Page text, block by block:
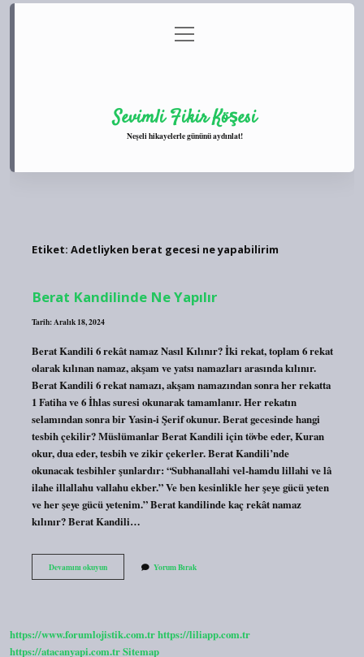
Gizlilik Politikası
menüyü
aç
Sevimli Fikir Köşesi
Neşeli hikayelerle gününü aydınlat!
Etiket: Adetliyken berat gecesi ne yapabilirim
Berat Kandilinde Ne Yapılır
Tarih: Aralık 18, 2024
Berat Kandili 6 rekât namaz Nasıl Kılınır? İki rekat, toplam 6 rekat
olarak kılınan namaz, akşam ve yatsı namazları arasında kılınır.
Berat Kandili 6 rekat namazı, akşam namazından sonra her rekatta
1 Fatiha ve 6 İhlas suresi okunarak tamamlanır. Her rekatın
selamından sonra bir Yasin-i Şerif okunur. Berat gecesinde hangi
tesbih çekilir? Müslümanlar Berat Kandili için tövbe eder, Kuran
okur, dua eder, tesbih ve zikir çekerler. Berat Kandili’nde
okunacak tesbihler şunlardır: “Subhanallahi vel-hamdu lillahi ve lâ
ilahe illallahu vallahu ekber.” Ve ben kesinlikle her şeye gücü yeten
ve her şeye gücü yetenim.” Berat kandilinde kaç rekât namaz
kılınır? Berat Kandili…
Devamını okuyunBerat
Kandilinde
Yorum Bırak
https://www.forumlojistik.com.trhttps://liliapp.com.tr
https://atacanyapi.com.trSitemap